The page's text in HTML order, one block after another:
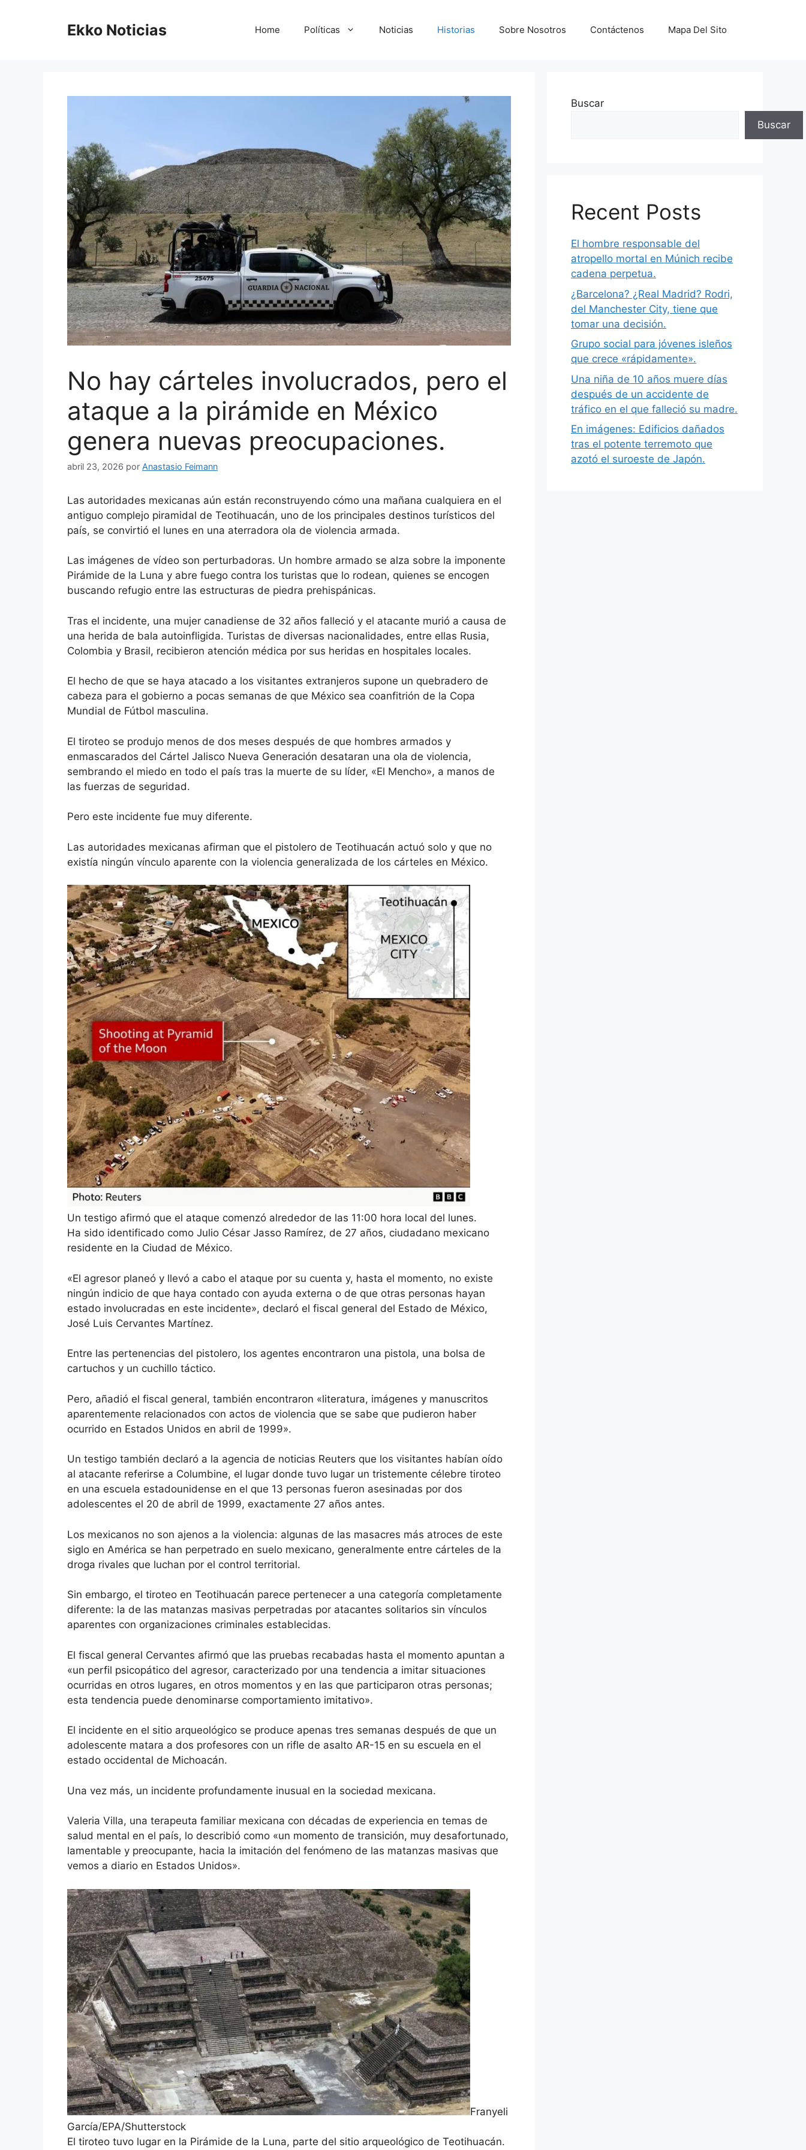
Ekko Noticias Home Políticas Noticias Historias Sobre Nosotros Contáctenos Mapa Del Sito
No hay cárteles involucrados, pero el
ataque a la pirámide en México
genera nuevas preocupaciones.
abril 23, 2026 por Anastasio Feimann
Las autoridades mexicanas aún están reconstruyendo cómo una mañana cualquiera en el
antiguo complejo piramidal de Teotihuacán, uno de los principales destinos turísticos del
país, se convirtió el lunes en una aterradora ola de violencia armada.
Las imágenes de vídeo son perturbadoras. Un hombre armado se alza sobre la imponente
Pirámide de la Luna y abre fuego contra los turistas que lo rodean, quienes se encogen
buscando refugio entre las estructuras de piedra prehispánicas.
Tras el incidente, una mujer canadiense de 32 años falleció y el atacante murió a causa de
una herida de bala autoinfligida. Turistas de diversas nacionalidades, entre ellas Rusia,
Colombia y Brasil, recibieron atención médica por sus heridas en hospitales locales.
El hecho de que se haya atacado a los visitantes extranjeros supone un quebradero de
cabeza para el gobierno a pocas semanas de que México sea coanfitrión de la Copa
Mundial de Fútbol masculina.
El tiroteo se produjo menos de dos meses después de que hombres armados y
enmascarados del Cártel Jalisco Nueva Generación desataran una ola de violencia,
sembrando el miedo en todo el país tras la muerte de su líder, «El Mencho», a manos de
las fuerzas de seguridad.
Pero este incidente fue muy diferente.
Las autoridades mexicanas afirman que el pistolero de Teotihuacán actuó solo y que no
existía ningún vínculo aparente con la violencia generalizada de los cárteles en México.
Un testigo afirmó que el ataque comenzó alrededor de las 11:00 hora local del lunes.
Ha sido identificado como Julio César Jasso Ramírez, de 27 años, ciudadano mexicano
residente en la Ciudad de México.
«El agresor planeó y llevó a cabo el ataque por su cuenta y, hasta el momento, no existe
ningún indicio de que haya contado con ayuda externa o de que otras personas hayan
estado involucradas en este incidente», declaró el fiscal general del Estado de México,
José Luis Cervantes Martínez.
Entre las pertenencias del pistolero, los agentes encontraron una pistola, una bolsa de
cartuchos y un cuchillo táctico.
Pero, añadió el fiscal general, también encontraron «literatura, imágenes y manuscritos
aparentemente relacionados con actos de violencia que se sabe que pudieron haber
ocurrido en Estados Unidos en abril de 1999».
Un testigo también declaró a la agencia de noticias Reuters que los visitantes habían oído
al atacante referirse a Columbine, el lugar donde tuvo lugar un tristemente célebre tiroteo
en una escuela estadounidense en el que 13 personas fueron asesinadas por dos
adolescentes el 20 de abril de 1999, exactamente 27 años antes.
Los mexicanos no son ajenos a la violencia: algunas de las masacres más atroces de este
siglo en América se han perpetrado en suelo mexicano, generalmente entre cárteles de la
droga rivales que luchan por el control territorial.
Sin embargo, el tiroteo en Teotihuacán parece pertenecer a una categoría completamente
diferente: la de las matanzas masivas perpetradas por atacantes solitarios sin vínculos
aparentes con organizaciones criminales establecidas.
El fiscal general Cervantes afirmó que las pruebas recabadas hasta el momento apuntan a
«un perfil psicopático del agresor, caracterizado por una tendencia a imitar situaciones
ocurridas en otros lugares, en otros momentos y en las que participaron otras personas;
esta tendencia puede denominarse comportamiento imitativo».
El incidente en el sitio arqueológico se produce apenas tres semanas después de que un
adolescente matara a dos profesores con un rifle de asalto AR-15 en su escuela en el
estado occidental de Michoacán.
Una vez más, un incidente profundamente inusual en la sociedad mexicana.
Valeria Villa, una terapeuta familiar mexicana con décadas de experiencia en temas de
salud mental en el país, lo describió como «un momento de transición, muy desafortunado,
lamentable y preocupante, hacia la imitación del fenómeno de las matanzas masivas que
vemos a diario en Estados Unidos».
Franyeli
García/EPA/Shutterstock
El tiroteo tuvo lugar en la Pirámide de la Luna, parte del sitio arqueológico de Teotihuacán.
Buscar
Buscar
Recent Posts
El hombre responsable del
atropello mortal en Múnich recibe
cadena perpetua.
¿Barcelona? ¿Real Madrid? Rodri,
del Manchester City, tiene que
tomar una decisión.
Grupo social para jóvenes isleños
que crece «rápidamente».
Una niña de 10 años muere días
después de un accidente de
tráfico en el que falleció su madre.
En imágenes: Edificios dañados
tras el potente terremoto que
azotó el suroeste de Japón.